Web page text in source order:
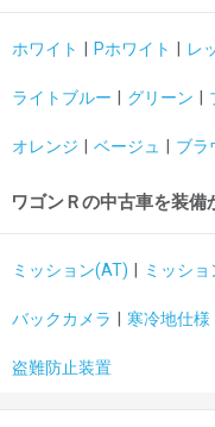
ホワイト Pホワイト レ
ライトブルー グリーン
オレンジ ベージュ ブラ
ワゴンＲの中古車を装備
ミッション(AT) ミッシ
バックカメラ 寒冷地仕様
盗難防止装置